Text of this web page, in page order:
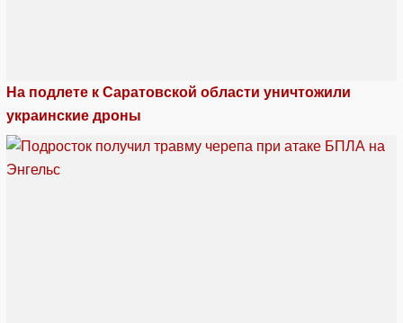
На подлете к Саратовской области уничтожили
украинские дроны